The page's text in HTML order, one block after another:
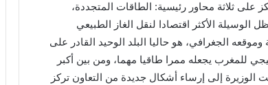
محمد السادس سنة 2009، والتي ترتكز على ثلاثة محاور رئيسية: الطاقات المتجددة،
الوسيلة الأكثر اقتصادا لنقل الغاز الطبيعي
الجغرافي، هو حاليا البلد الوحيد القادر على
للمغرب يجعله ممرا طاقيا مهما، ومن بين أكبر
إلى إرساء أشكال جديدة من التعاون تركز